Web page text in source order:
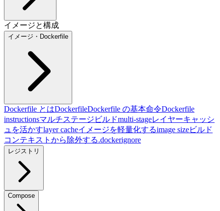
イメージと構成
イメージ・Dockerfile
Dockerfile とはDockerfileDockerfile の基本命令Dockerfile
instructionsマルチステージビルドmulti-stageレイヤーキャッシ
ュを活かすlayer cacheイメージを軽量化するimage sizeビルド
コンテキストから除外する.dockerignore
レジストリ
Compose